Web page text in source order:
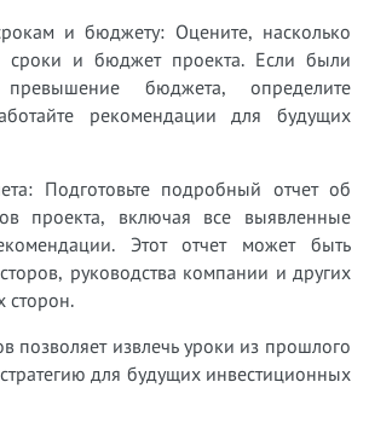
и бюджету: Оцените, насколько
и бюджет проекта. Если были
бюджета, определите
рекомендации для будущих
Подготовьте подробный отчет об
проекта, включая все выявленные
Этот отчет может быть
руководства компании и других
сторон.
позволяет извлечь уроки из прошлого
для будущих инвестиционных